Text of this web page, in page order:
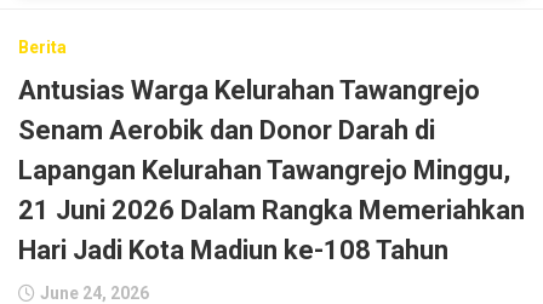
Berita
Antusias Warga Kelurahan Tawangrejo
Senam Aerobik dan Donor Darah di
Lapangan Kelurahan Tawangrejo Minggu,
21 Juni 2026 Dalam Rangka Memeriahkan
Hari Jadi Kota Madiun ke-108 Tahun
June 24, 2026